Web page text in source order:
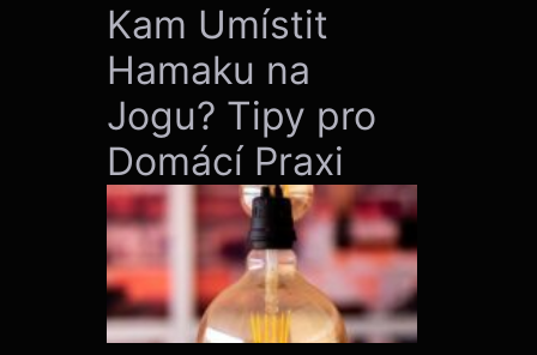
Kam Umístit
Hamaku na
Jogu? Tipy pro
Domácí Praxi